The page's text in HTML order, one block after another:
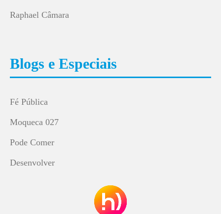
Raphael Câmara
Blogs e Especiais
Fé Pública
Moqueca 027
Pode Comer
Desenvolver